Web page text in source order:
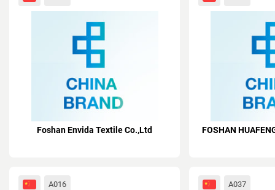
Foshan Envida Textile Co.,Ltd FOSHAN
A016 A037